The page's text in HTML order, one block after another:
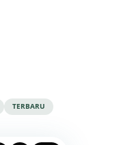
TERBARU